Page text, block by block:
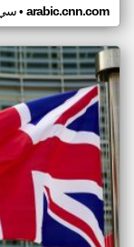
سي• arabic.cnn.com